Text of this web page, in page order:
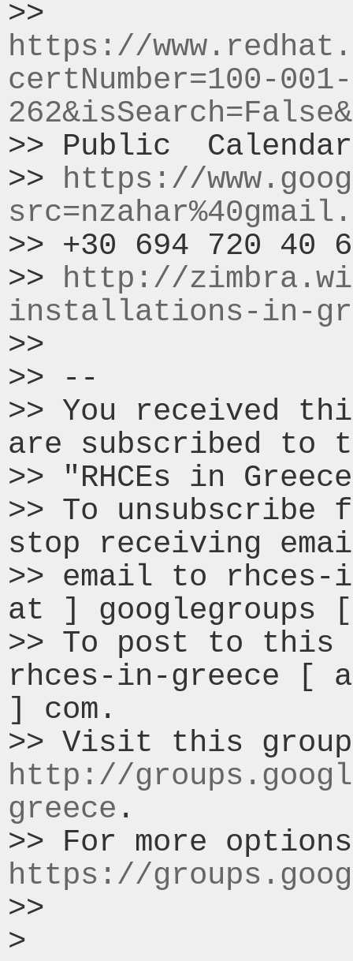
https://
certNumber=100-001-
>> Public
>> https://
>> +30 694 720 40
>> http://
installations-in-
>>
>> --
>> You received
are subscribed to
>> "RHCEs in
>> To unsubscribe
stop receiving
>> email to rhces-
at ] googlegroups
>> To post to this
rhces-in-greece [
] com.
http://
greece .
https://
>>
>